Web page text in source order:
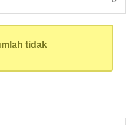
tidak